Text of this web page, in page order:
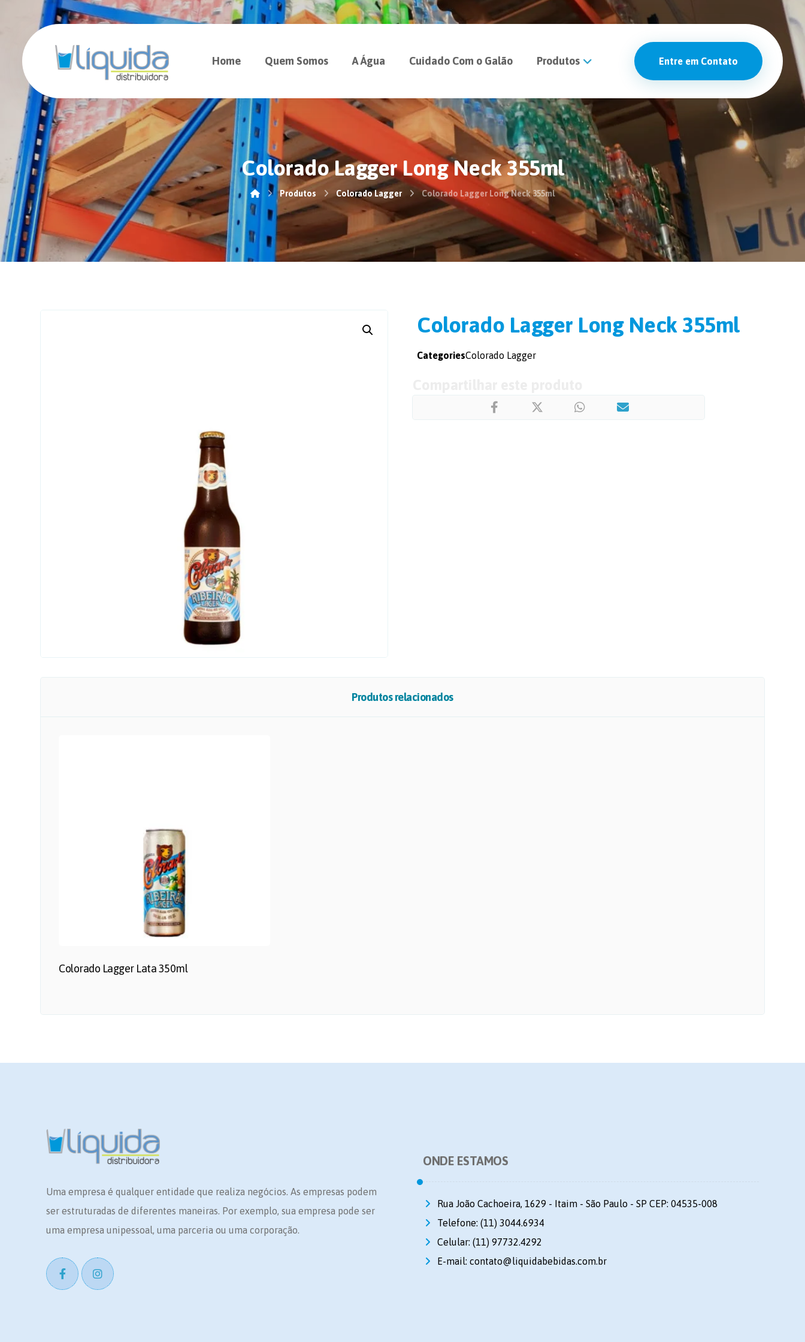
Home Quem Somos A Água Cuidado Com o Galão Produtos Entre em Contato
Colorado Lagger Long Neck 355ml
Produtos Colorado Lagger Colorado Lagger Long Neck 355ml
Colorado Lagger Long Neck 355ml
CategoriesColorado Lagger
Produtos relacionados
Colorado Lagger Lata 350ml
Uma empresa é qualquer entidade que realiza negócios. As empresas podem
ser estruturadas de diferentes maneiras. Por exemplo, sua empresa pode ser
uma empresa unipessoal, uma parceria ou uma corporação.
ONDE ESTAMOS
Rua João Cachoeira, 1629 - Itaim - São Paulo - SP CEP: 04535-008
Telefone: (11) 3044.6934
Celular: (11) 97732.4292
E-mail: contato@liquidabebidas.com.br